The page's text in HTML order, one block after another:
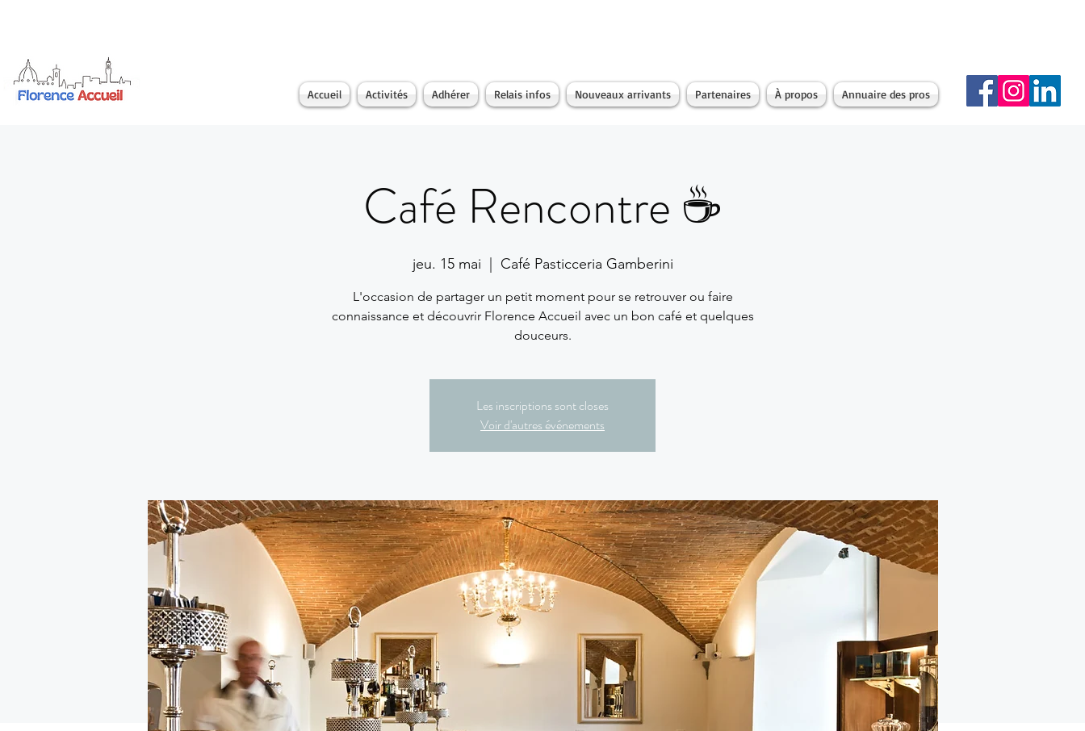
Accueil Activités Adhérer Relais infos Nouveaux arrivants Partenaires À propos Annuaire des pros
Café Rencontre ☕️
jeu. 15 mai Café Pasticceria Gamberini
L'occasion de partager un petit moment pour se retrouver ou faire
connaissance et découvrir Florence Accueil avec un bon café et quelques
douceurs.
Les inscriptions sont closes
Voir d'autres événements